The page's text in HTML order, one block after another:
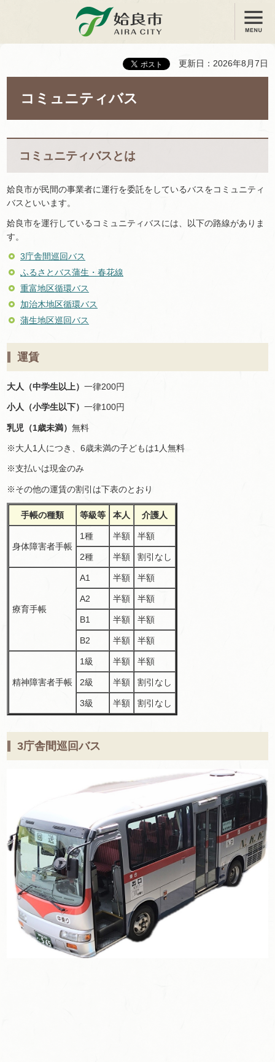
姶良市 メニュー
更新日：2026年8月7日
コミュニティバス
コミュニティバスとは
姶良市が民間の事業者に運行を委託をしているバスをコミュニティ
バスといいます。
姶良市を運行しているコミュニティバスには、以下の路線がありま
す。
3庁舎間巡回バス
ふるさとバス蒲生・春花線
重富地区循環バス
加治木地区循環バス
蒲生地区巡回バス
運賃
大人（中学生以上） 一律200円
小人（小学生以下） 一律100円
乳児（1歳未満） 無料
※大人1人につき、6歳未満の子どもは1人無料
※支払いは現金のみ
※その他の運賃の割引は下表のとおり
手帳の種類 等級等 本人 介護人
身体障害者手帳
1種 半額 半額
2種 半額 割引なし
療育手帳
A1 半額 半額
A2 半額 半額
B1 半額 半額
B2 半額 半額
精神障害者手帳
1級 半額 半額
2級 半額 割引なし
3級 半額 割引なし
3庁舎間巡回バス